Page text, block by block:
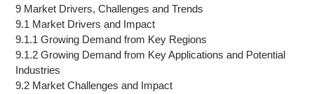
9 Market Drivers, Challenges and Trends
9.1 Market Drivers and Impact
9.1.1 Growing Demand from Key Regions
9.1.2 Growing Demand from Key Applications and Potential
Industries
9.2 Market Challenges and Impact